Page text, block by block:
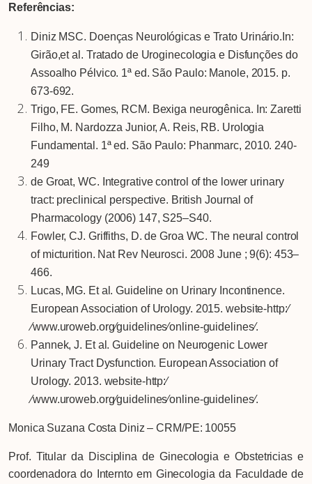
Referências:
Diniz MSC. Doenças Neurológicas e Trato Urinário.In:
Girão,et al. Tratado de Uroginecologia e Disfunções do
Assoalho Pélvico. 1ª ed. São Paulo: Manole, 2015. p.
673-692.
Trigo, FE. Gomes, RCM. Bexiga neurogênica. In: Zaretti
Filho, M. Nardozza Junior, A. Reis, RB. Urologia
Fundamental. 1ª ed. São Paulo: Phanmarc, 2010. 240-
249
de Groat, WC. Integrative control of the lower urinary
tract: preclinical perspective. British Journal of
Pharmacology (2006) 147, S25–S40.
Fowler, CJ. Griffiths, D. de Groa WC. The neural control
of micturition. Nat Rev Neurosci. 2008 June ; 9(6): 453–
466.
Lucas, MG. Et al. Guideline on Urinary Incontinence.
European Association of Urology. 2015. website-http:⁄
⁄www.uroweb.org⁄guidelines⁄online-guidelines⁄.
Pannek, J. Et al. Guideline on Neurogenic Lower
Urinary Tract Dysfunction. European Association of
Urology. 2013. website-http:⁄
⁄www.uroweb.org⁄guidelines⁄online-guidelines⁄.
Monica Suzana Costa Diniz – CRM/PE: 10055
Prof. Titular da Disciplina de Ginecologia e Obstetricias e
coordenadora do Internto em Ginecologia da Faculdade de